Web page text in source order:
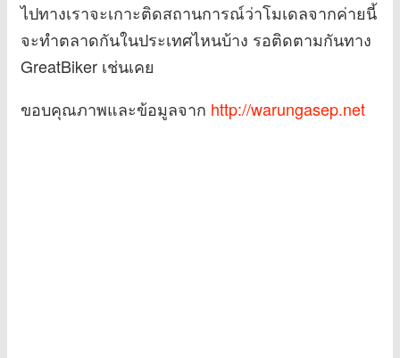
ไปทางเราจะเกาะติดสถานการณ์ว่าโมเดลจากค่ายนี้
จะทำตลาดกันในประเทศไหนบ้าง รอติดตามกันทาง
GreatBiker เช่นเคย
ขอบคุณภาพและข้อมูลจาก http://warungasep.net